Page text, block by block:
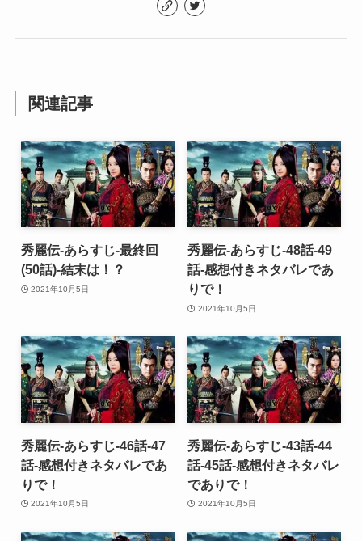
関連記事
秀麗伝-あらすじ-最終回
(50話)-結末は！？
2021年10月5日
秀麗伝-あらすじ-48話-49
話-感想付きネタバレであ
りで！
2021年10月5日
秀麗伝-あらすじ-46話-47
話-感想付きネタバレであ
りで！
2021年10月5日
秀麗伝-あらすじ-43話-44
話-45話-感想付きネタバレ
でありで！
2021年10月5日